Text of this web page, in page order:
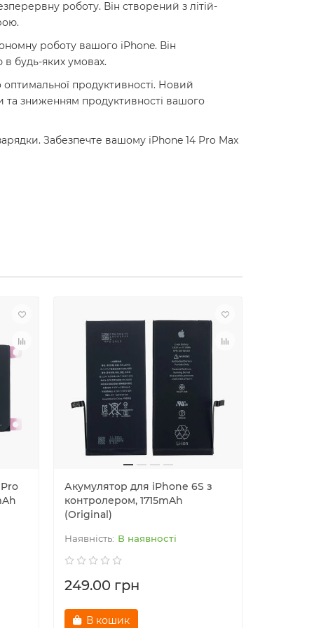
роботу. Він створений з літій-
роботу вашого iPhone. Він
будь-яких умовах.
продуктивності. Новий
та зниженням продуктивності вашого
Забезпечте вашому iPhone 14 Pro Max
Акумулятор для iPhone 6S з
контролером, 1715mAh
(Original)
В наявності
249.00 грн
В кошик